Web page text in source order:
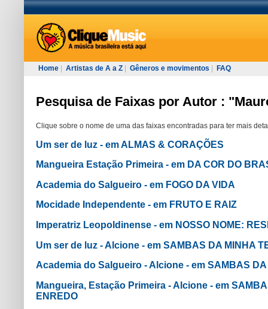
Home Artistas de A a Z Gêneros e movimentos FAQ
Pesquisa de Faixas por Autor :
Clique sobre o nome de uma das faixas encontradas para ter mais
Um ser de luz - em ALMAS & CORAÇÕES
Mangueira Estação Primeira - em DA COR DO
Academia do Salgueiro - em FOGO DA VIDA
Mocidade Independente - em FRUTO E RAIZ
Imperatriz Leopoldinense - em NOSSO NOME:
Um ser de luz - Alcione - em SAMBAS DA MINHA
Academia do Salgueiro - Alcione - em SAMBAS
Mangueira, Estação Primeira - Alcione - em
ENREDO